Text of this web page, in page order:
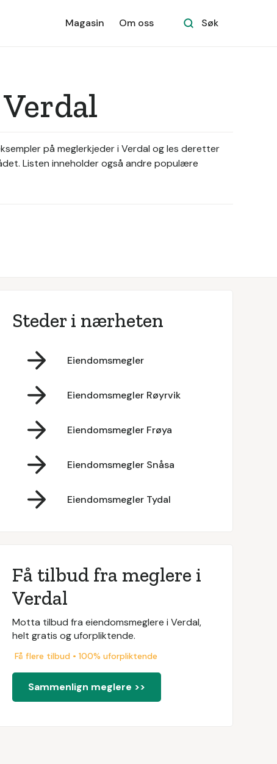
Magasin Om oss Søk
på meglerkjeder i Verdal og les deretter
Listen inneholder også andre populære
Steder i nærheten
Eiendomsmegler
Eiendomsmegler Røyrvik
Eiendomsmegler Frøya
Eiendomsmegler Snåsa
Eiendomsmegler Tydal
Få tilbud fra meglere i
Verdal
Motta tilbud fra eiendomsmeglere i Verdal,
helt gratis og uforpliktende.
Få flere tilbud • 100% uforpliktende
Sammenlign meglere >>